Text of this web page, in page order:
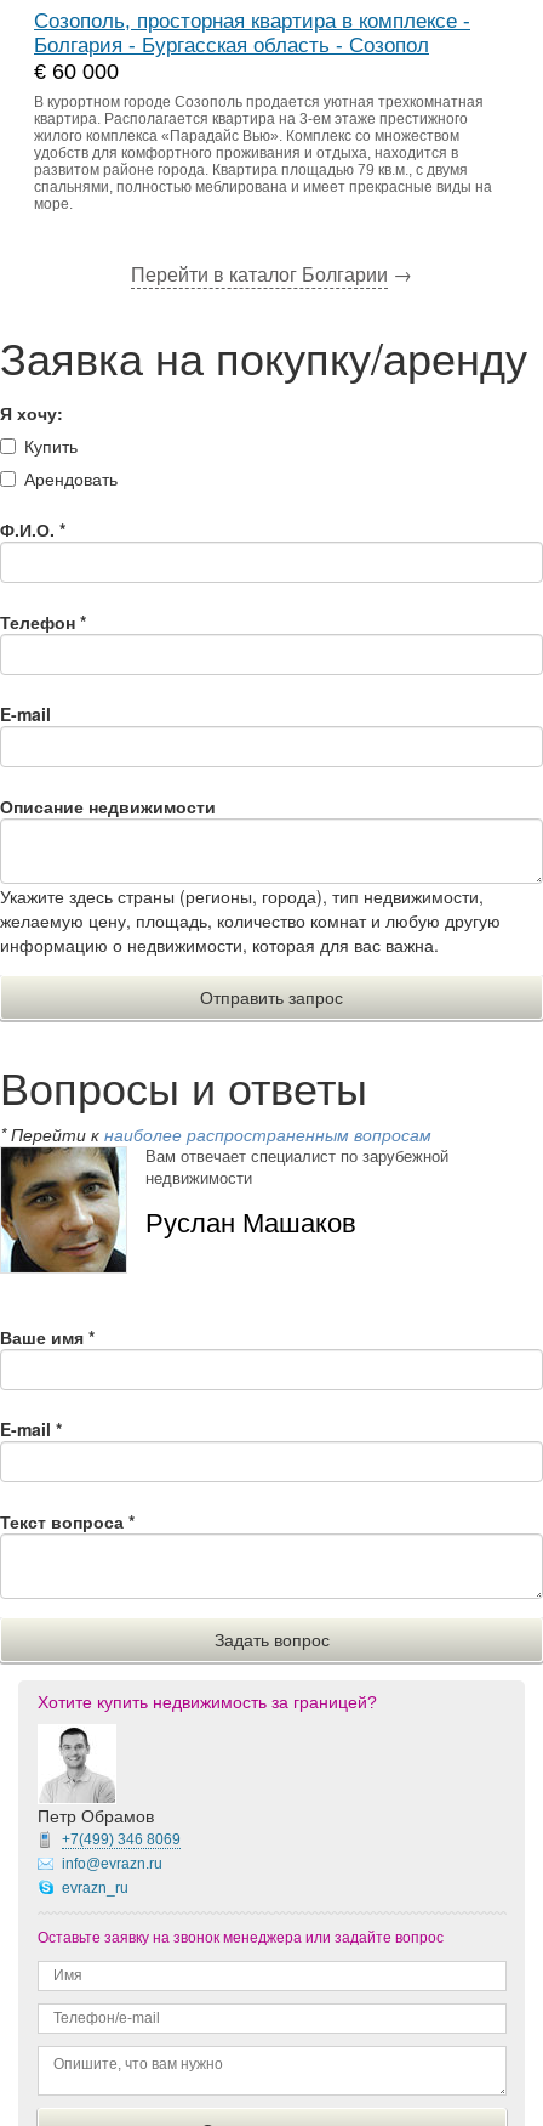
Созополь, просторная квартира в комплексе -
Болгария - Бургасская область - Созопол
€ 60 000
В курортном городе Созополь продается уютная трехкомнатная
квартира. Располагается квартира на 3-ем этаже престижного
жилого комплекса «Парадайс Вью». Комплекс со множеством
удобств для комфортного проживания и отдыха, находится в
развитом районе города. Квартира площадью 79 кв.м., с двумя
спальнями, полностью меблирована и имеет прекрасные виды на
море.
Перейти в каталог Болгарии →
Заявка на покупку/аренду
Я хочу:
Купить
Арендовать
Ф.И.О. *
Телефон *
E-mail
Описание недвижимости
Укажите здесь страны (регионы, города), тип недвижимости,
желаемую цену, площадь, количество комнат и любую другую
информацию о недвижимости, которая для вас важна.
Вопросы и ответы
* Перейти к наиболее распространенным вопросам
Вам отвечает специалист по зарубежной
недвижимости
Руслан Машаков
Ваше имя *
E-mail *
Текст вопроса *
Хотите купить недвижимость за границей?
Петр Обрамов
+7(499) 346 8069
info@evrazn.ru
evrazn_ru
Оставьте заявку на звонок менеджера или задайте вопрос